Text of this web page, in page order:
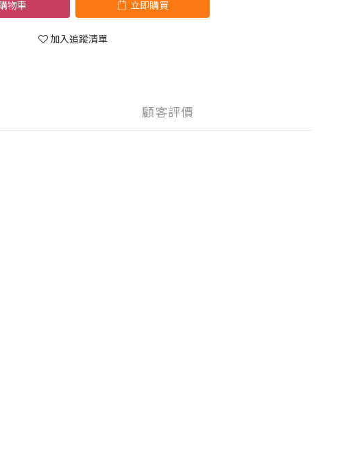
物車 立即購買
加入追蹤清單
顧客評價